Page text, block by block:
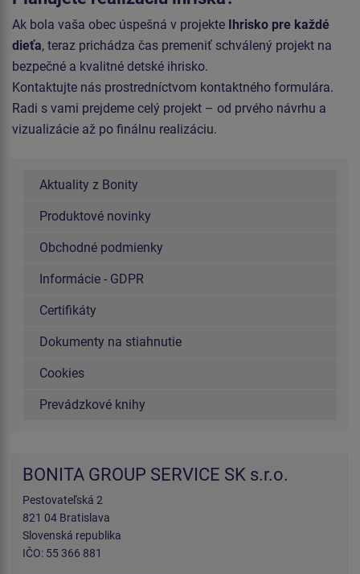
Ak bola vaša obec úspešná v projekte Ihrisko pre každé
dieťa, teraz prichádza čas premeniť schválený projekt na
bezpečné a kvalitné detské ihrisko.
Kontaktujte nás prostredníctvom kontaktného formulára.
Radi s vami prejdeme celý projekt – od prvého návrhu a
vizualizácie až po finálnu realizáciu.
Aktuality z Bonity
Produktové novinky
Obchodné podmienky
Informácie - GDPR
Certifikáty
Dokumenty na stiahnutie
Cookies
Prevádzkové knihy
BONITA GROUP SERVICE SK s.r.o.
Pestovateľská 2
821 04 Bratislava
Slovenská republika
IČO: 55 366 881